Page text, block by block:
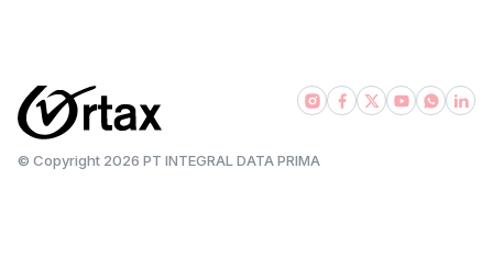
© Copyright 2026 PT INTEGRAL DATA PRIMA